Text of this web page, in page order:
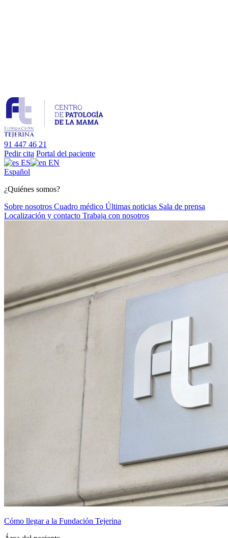
91 447 46 21
Pedir cita Portal del paciente
ES
EN
Español
¿Quiénes somos?
Sobre nosotros Cuadro médico Últimas noticias Sala de prensa
Localización y contacto Trabaja con nosotros
Cómo llegar a la Fundación Tejerina